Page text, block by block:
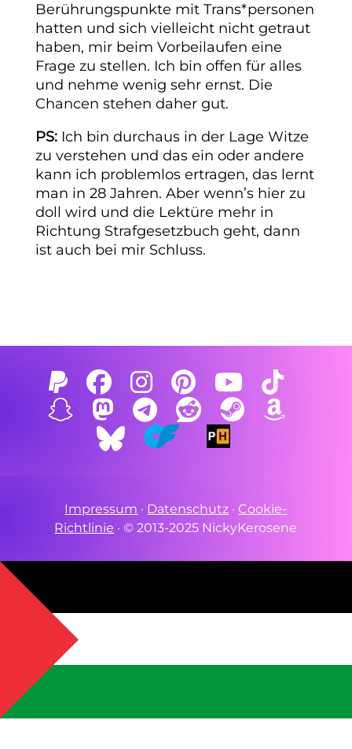
Berührungspunkte mit Trans*personen
hatten und sich vielleicht nicht getraut
haben, mir beim Vorbeilaufen eine
Frage zu stellen. Ich bin offen für alles
und nehme wenig sehr ernst. Die
Chancen stehen daher gut.
PS: Ich bin durchaus in der Lage Witze
zu verstehen und das ein oder andere
kann ich problemlos ertragen, das lernt
man in 28 Jahren. Aber wenn’s hier zu
doll wird und die Lektüre mehr in
Richtung Strafgesetzbuch geht, dann
ist auch bei mir Schluss.
Impressum · Datenschutz · Cookie-
Richtlinie ·© 2013-2025 NickyKerosene